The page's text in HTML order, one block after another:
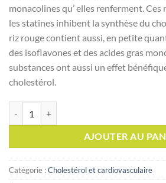
monacolines qu’ elles renferment.
les statines inhibent la synthèse du
riz rouge contient aussi, en petite
des isoflavones et des acides gras
substances ont aussi un effet
cholestérol.
AJOUTER AU
Catégorie :Cholestérol et cardiovasculaire